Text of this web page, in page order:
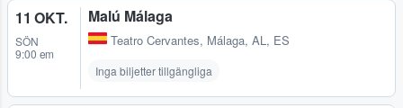
11 OKT.
SÖN
9:00 em
Malú Málaga
Teatro Cervantes, Málaga, AL, ES
Inga biljetter tillgängliga